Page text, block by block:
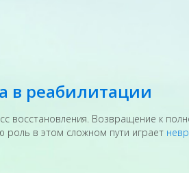
в реабилитации
восстановления. Возвращение к
роль в этом сложном пути играет